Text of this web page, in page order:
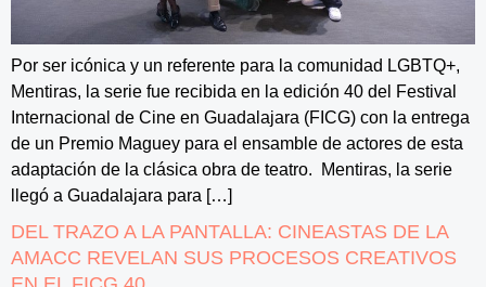
Por ser icónica y un referente para la comunidad LGBTQ+,
Mentiras, la serie fue recibida en la edición 40 del Festival
Internacional de Cine en Guadalajara (FICG) con la entrega
de un Premio Maguey para el ensamble de actores de esta
adaptación de la clásica obra de teatro. Mentiras, la serie
llegó a Guadalajara para […]
DEL TRAZO A LA PANTALLA: CINEASTAS DE LA
AMACC REVELAN SUS PROCESOS CREATIVOS